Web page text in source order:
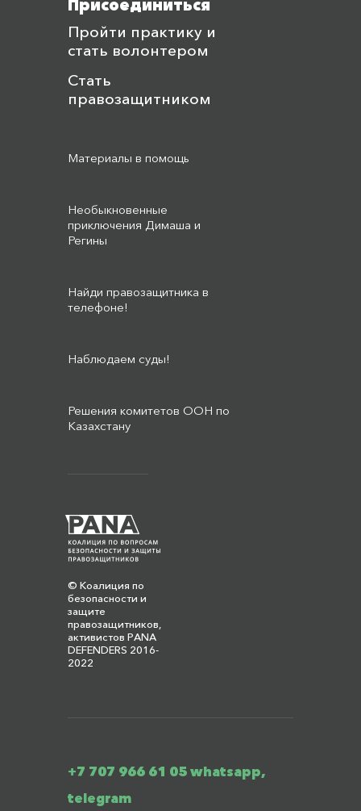
© Коалиция по
безопасности и
защите
правозащитников,
активистов PANA
DEFENDERS 2016-
2022
Присоединиться
Пройти практику и
стать волонтером
Стать
правозащитником
Материалы в помощь
Необыкновенные
приключения Димаша и
Регины
Найди правозащитника в
телефоне!
Наблюдаем суды!
Решения комитетов ООН по
Казахстану
+7 707 966 61 05 whatsapp,
telegram